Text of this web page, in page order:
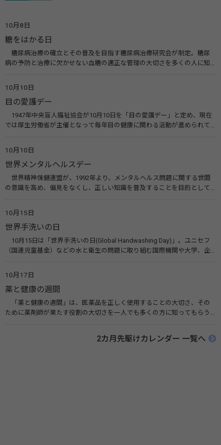
10月8日
糖をはかる日
糖尿病治療の確立とその普及を目指す糖尿病治療研究会が制定。糖尿
病の予防と治療に欠かせない血糖の適正な管理の大切さを多くの人に知
療研究会） 糖尿病ネットワーク
10月10日
目の愛護デー
1947年中央盲人福祉協会が10月10日を「目の愛護デー」と定め、現在
では厚生労働省が主催となって毎年目の健康に関わる活動が進められて
会）
10月10日
世界メンタルヘルスデー
世界精神保健連盟が、1992年より、メンタルヘルス問題に関する世間
の意識を高め、偏見をなくし、正しい知識を普及することを目的として、
す。 関連リンク 世界メンタルヘルスデー（厚生労働省） 働く人のメンタ
ルヘルス・ポータルサイト「こころの耳」（厚生労働省）
10月15日
世界手洗いの日
10月15日は「世界手洗いの日(Global Handwashing Day)」。ユニセフ
（国連児童基金）などの水と衛生の問題に取り組む国際機関や大学、企
10月17日
薬と健康の週間
「薬と健康の週間」は、医薬品を正しく使用することの大切さ、その
ために薬剤師が果たす役割の大切さを一人でも多くの方に知ってもらう
伝えたい！薬との付き合い方」（保健指導リソースガイド）
2カ月先駆けカレンダー 一覧へ